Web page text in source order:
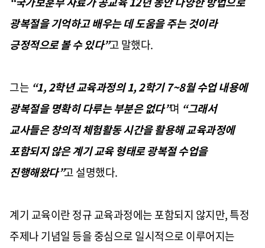
광복절을 기억하고 배우는 데 도움을 주는 것이라
긍정적으로 볼 수 있다”고 말했다.
그는 “1, 2학년 교육과정의 1, 2학기 7~8월 수업 내용에
광복절을 명확히 다루는 부분은 없다”며 “그래서
교사들은 창의적 체험활동 시간을 활용해 교육과정에
포함되지 않은 계기 교육 형태로 광복절 수업을
진행해왔다”고 설명했다.
계기 교육이란 정규 교육과정에는 포함되지 않지만, 특정
주제나 기념일 등을 중심으로 일시적으로 이루어지는